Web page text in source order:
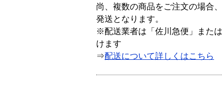
尚、複数の商品をご注文の場合
発送となります。
※配送業者は「佐川急便」また
けます
⇒配送について詳しくはこちら